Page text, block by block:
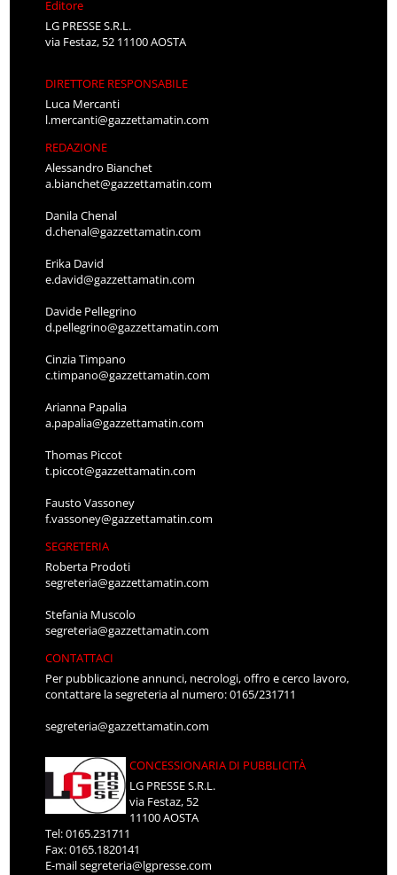
Editore
LG PRESSE S.R.L.
via Festaz, 52 11100 AOSTA
DIRETTORE RESPONSABILE
Luca Mercanti
l.mercanti@gazzettamatin.com
REDAZIONE
Alessandro Bianchet
a.bianchet@gazzettamatin.com
Danila Chenal
d.chenal@gazzettamatin.com
Erika David
e.david@gazzettamatin.com
Davide Pellegrino
d.pellegrino@gazzettamatin.com
Cinzia Timpano
c.timpano@gazzettamatin.com
Arianna Papalia
a.papalia@gazzettamatin.com
Thomas Piccot
t.piccot@gazzettamatin.com
Fausto Vassoney
f.vassoney@gazzettamatin.com
SEGRETERIA
Roberta Prodoti
segreteria@gazzettamatin.com
Stefania Muscolo
segreteria@gazzettamatin.com
CONTATTACI
Per pubblicazione annunci, necrologi, offro e cerco lavoro,
contattare la segreteria al numero: 0165/231711
segreteria@gazzettamatin.com
CONCESSIONARIA DI PUBBLICITÀ
LG PRESSE S.R.L.
via Festaz, 52
11100 AOSTA
Tel: 0165.231711
Fax: 0165.1820141
E-mailsegreteria@lgpresse.com